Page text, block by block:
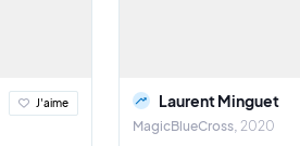
J'aime Laurent Minguet
MagicBlueCross 2020